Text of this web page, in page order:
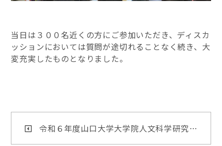
当日は３００名近くの方にご参加いただき、ディスカ
ッションにおいては質問が途切れることなく続き、大
変充実したものとなりました。
令和６年度山口大学大学院人文科学研究…